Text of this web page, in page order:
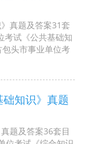
真题及答案31套
考试《公共基础知
头市事业单位考
知识》真题
题及答案36套目